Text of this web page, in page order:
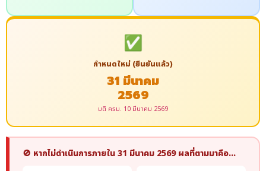
✅
กำหนดใหม่ (ยืนยันแล้ว)
31 มีนาคม
2569
มติ ครม. 10 มีนาคม 2569
🚫 หากไม่ดำเนินการภายใน 31 มีนาคม 2569 ผลที่ตามมาคือ…